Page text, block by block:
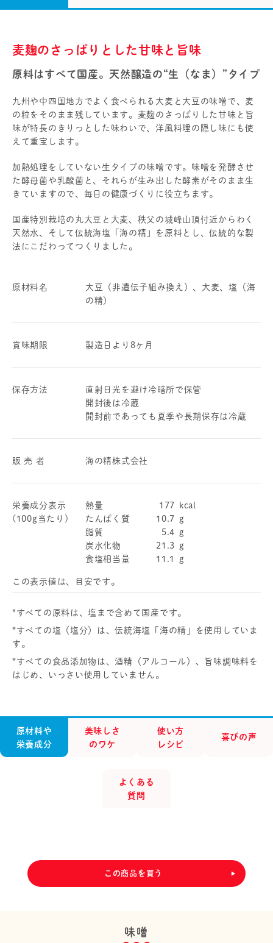
麦麹のさっぱりとした甘味と旨味
原料はすべて国産。天然醸造の“生（なま）”タイプ
九州や中四国地方でよく食べられる大麦と大豆の味噌で、麦
の粒をそのまま残しています。麦麹のさっぱりした甘味と旨
味が特長のきりっとした味わいで、洋風料理の隠し味にも使
えて重宝します。
加熱処理をしていない生タイプの味噌です。味噌を発酵させ
た酵母菌や乳酸菌と、それらが生み出した酵素がそのまま生
きていますので、毎日の健康づくりに役立ちます。
国産特別栽培の丸大豆と大麦、秩父の城峰山頂付近からわく
天然水、そして伝統海塩「海の精」を原料とし、伝統的な製
法にこだわってつくりました。
原材料名
大豆（非遺伝子組み換え）、大麦、塩（海
の精）
賞味期限 製造日より8ヶ月
保存方法
直射日光を避け冷暗所で保管
開封後は冷蔵
開封前であっても夏季や長期保存は冷蔵
販 売 者 海の精株式会社
栄養成分表示
(100g当たり)
熱量 177
kcal
たんぱく質
10.7
g
脂質
5.4
g
炭水化物
21.3
g
食塩相当量
11.1 g
この表示値は、目安です。
*すべての原料は、塩まで含めて国産です。
*すべての塩（塩分）は、伝統海塩「海の精」を使用していま
す。
*すべての食品添加物は、酒精（アルコール）、旨味調味料を
はじめ、いっさい使用していません。
原材料や
栄養成分
美味しさ
のワケ
使い方
レシピ
喜びの声
よくある
質問
この商品を買う
味噌